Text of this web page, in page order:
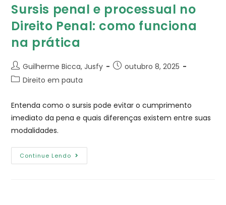
Sursis penal e processual no
Direito Penal: como funciona
na prática
Guilherme Bicca, Jusfy
outubro 8, 2025
Direito em pauta
Entenda como o sursis pode evitar o cumprimento
imediato da pena e quais diferenças existem entre suas
modalidades.
Continue Lendo